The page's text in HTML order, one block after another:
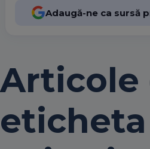
Adaugă-ne ca sursă
Articole
eticheta